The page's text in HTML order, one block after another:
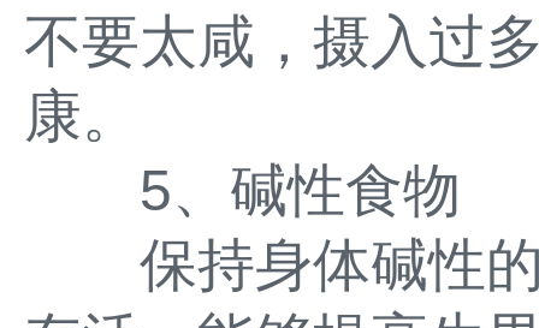
不要太咸，摄入过
康。
5、碱性食物
保持身体碱性的